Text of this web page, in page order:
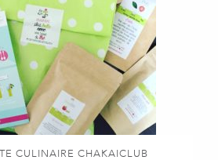
CULINAIRE CHAKAICLUB